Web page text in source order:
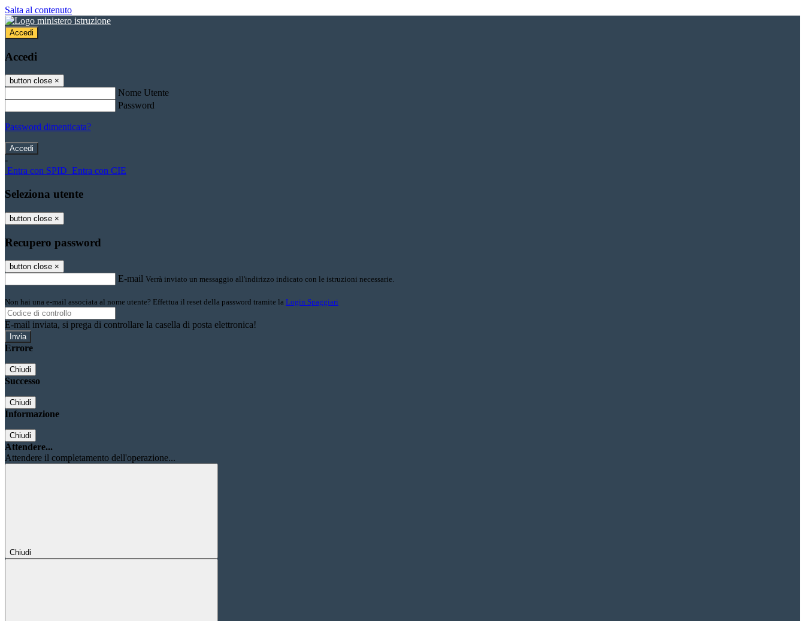
Salta al contenuto
Accedi
Accedi
button close ×
Nome Utente
Password
Password dimenticata?
-
Entra con SPID Entra con CIE
Seleziona utente
button close ×
Recupero password
button close ×
E-mail Verrà inviato un messaggio all'indirizzo indicato con le istruzioni necessarie.
Non hai una e-mail associata al nome utente? Effettua il reset della password tramite la Login Spaggiari
E-mail inviata, si prega di controllare la casella di posta elettronica!
Errore
Chiudi
Successo
Chiudi
Informazione
Chiudi
Attendere...
Attendere il completamento dell'operazione...
Chiudi